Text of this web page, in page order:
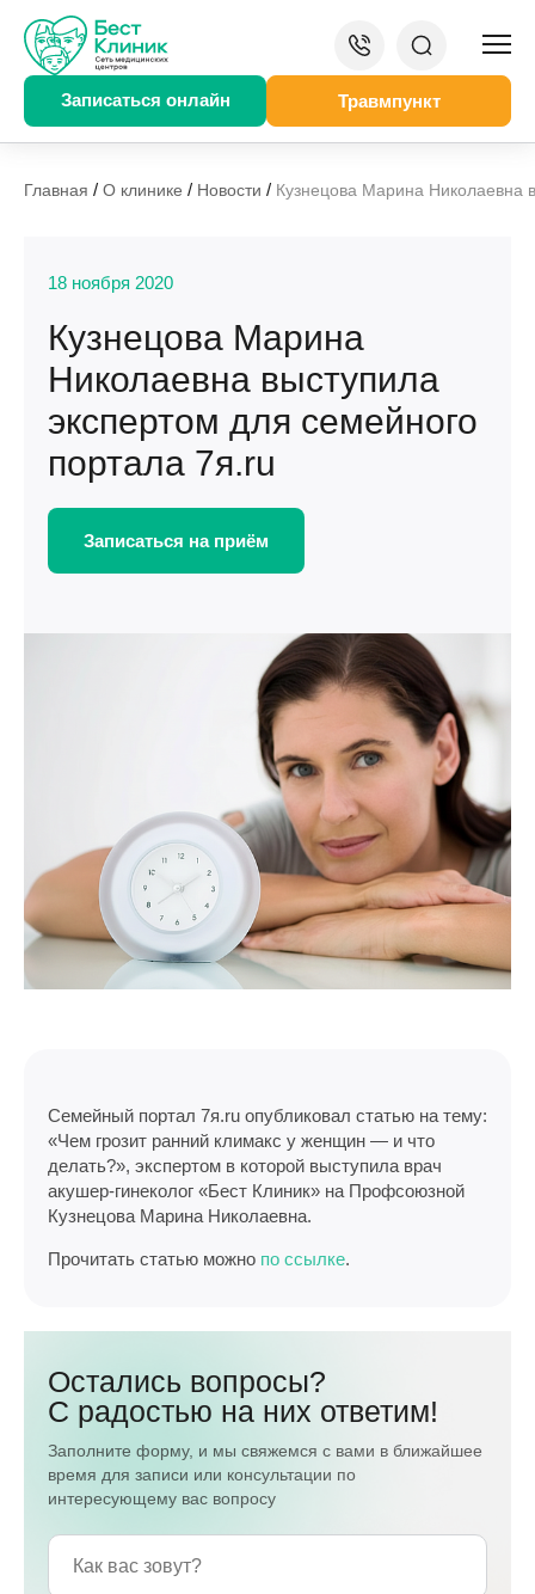
Записаться онлайн Травмпункт
Главная / О клинике / Новости / Кузнецова Марина Николаевна
18 ноября 2020
Кузнецова Марина
Николаевна выступила
экспертом для семейного
портала 7я.ru
Записаться на приём
Семейный портал 7я.ru опубликовал статью на тему:
«Чем грозит ранний климакс у женщин — и что
делать?», экспертом в которой выступила врач
акушер-гинеколог «Бест Клиник» на Профсоюзной
Кузнецова Марина Николаевна.
Прочитать статью можно по ссылке.
Остались вопросы?
С радостью на них ответим!
Заполните форму, и мы свяжемся с вами в ближайшее
время для записи или консультации по
интересующему вас вопросу